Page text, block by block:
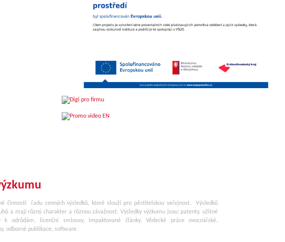
činnosti řadu cenných výsledků, které slouží pro pěstitelskou veřejnost. Výsledků
a mají různý charakter a různou závažnost. Výsledky výzkumu jsou: patenty, užitné
k odrůdám, licenční smlouvy, impaktované články, Vědecké práce ovocnářské,
odborné publikace, software.